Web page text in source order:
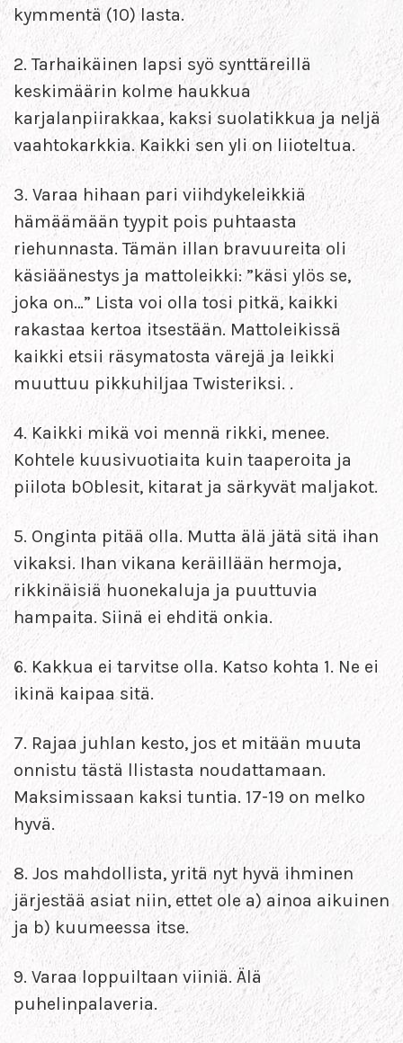
kymmentä (10) lasta.
2. Tarhaikäinen lapsi syö synttäreillä
keskimäärin kolme haukkua
karjalanpiirakkaa, kaksi suolatikkua ja neljä
vaahtokarkkia. Kaikki sen yli on liioteltua.
3. Varaa hihaan pari viihdykeleikkiä
hämäämään tyypit pois puhtaasta
riehunnasta. Tämän illan bravuureita oli
käsiäänestys ja mattoleikki: ”käsi ylös se,
joka on…” Lista voi olla tosi pitkä, kaikki
rakastaa kertoa itsestään. Mattoleikissä
kaikki etsii räsymatosta värejä ja leikki
muuttuu pikkuhiljaa Twisteriksi. .
4. Kaikki mikä voi mennä rikki, menee.
Kohtele kuusivuotiaita kuin taaperoita ja
piilota bOblesit, kitarat ja särkyvät maljakot.
5. Onginta pitää olla. Mutta älä jätä sitä ihan
vikaksi. Ihan vikana keräillään hermoja,
rikkinäisiä huonekaluja ja puuttuvia
hampaita. Siinä ei ehditä onkia.
6. Kakkua ei tarvitse olla. Katso kohta 1. Ne ei
ikinä kaipaa sitä.
7. Rajaa juhlan kesto, jos et mitään muuta
onnistu tästä llistasta noudattamaan.
Maksimissaan kaksi tuntia. 17-19 on melko
hyvä.
8. Jos mahdollista, yritä nyt hyvä ihminen
järjestää asiat niin, ettet ole a) ainoa aikuinen
ja b) kuumeessa itse.
9. Varaa loppuiltaan viiniä. Älä
puhelinpalaveria.